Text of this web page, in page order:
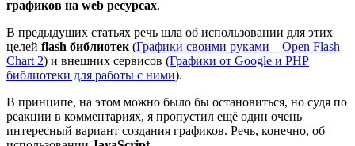
графиков на web ресурсах.
В предыдущих статьях речь шла об использовании для этих
целей flash библиотек (Графики своими руками – Open Flash
Chart 2) и внешних сервисов (Графики от Google и PHP
библиотеки для работы с ними).
В принципе, на этом можно было бы остановиться, но судя по
реакции в комментариях, я пропустил ещё один очень
интересный вариант создания графиков. Речь, конечно, об